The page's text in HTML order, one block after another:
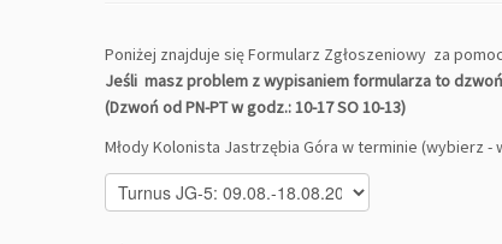
Poniżej znajduje się Formularz Zgłoszeniowy za
Jeśli masz problem z wypisaniem formularza to
(Dzwoń od PN-PT w godz.: 10-17 SO 10-13)
Młody Kolonista Jastrzębia Góra w terminie (wybierz -